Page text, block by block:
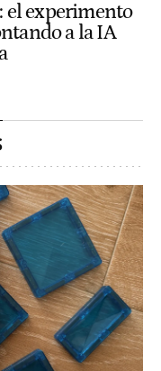
el experimento
a la IA